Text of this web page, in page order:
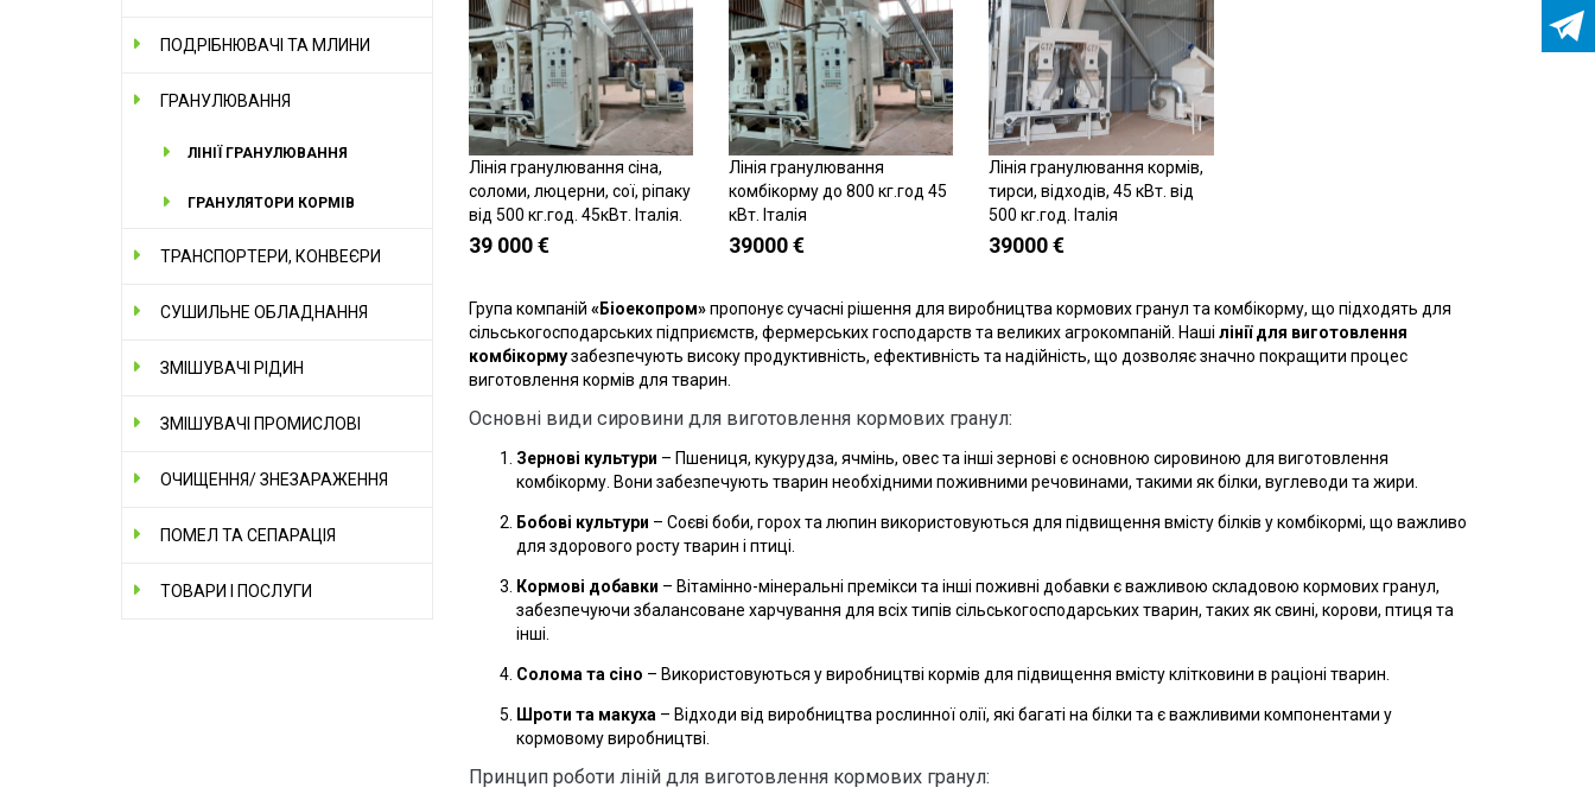
ПОДРІБНЮВАЧІ ТА МЛИНИ
ГРАНУЛЮВАННЯ
ЛІНІЇ ГРАНУЛЮВАННЯ
ГРАНУЛЯТОРИ КОРМІВ
ТРАНСПОРТЕРИ, КОНВЕЄРИ
СУШИЛЬНЕ ОБЛАДНАННЯ
ЗМІШУВАЧІ РІДИН
ЗМІШУВАЧІ ПРОМИСЛОВІ
ОЧИЩЕННЯ/ ЗНЕЗАРАЖЕННЯ
ПОМЕЛ ТА СЕПАРАЦІЯ
ТОВАРИ І ПОСЛУГИ
Купити
Лінія гранулювання сіна,
соломи, люцерни, сої, ріпаку
від 500 кг.год. 45кВт. Італія.
39 000 €
Купити
Лінія гранулювання
комбікорму до 800 кг.год 45
кВт. Італія
39000 €
Купити
Лінія гранулювання кормів,
тирси, відходів, 45 кВт. від
500 кг.год. Італія
39000 €
Група компаній «Біоекопром»пропонує сучасні рішення для виробництва кормових гранул та комбікорму, що підходять для
сільськогосподарських підприємств, фермерських господарств та великих агрокомпаній. Наші лінії для виготовлення
комбікормузабезпечують високу продуктивність, ефективність та надійність, що дозволяє значно покращити процес
виготовлення кормів для тварин.
Основні види сировини для виготовлення кормових гранул:
Зернові культури – Пшениця, кукурудза, ячмінь, овес та інші зернові є основною сировиною для виготовлення
комбікорму. Вони забезпечують тварин необхідними поживними речовинами, такими як білки, вуглеводи та жири.
Бобові культури – Соєві боби, горох та люпин використовуються для підвищення вмісту білків у комбікормі, що важливо
для здорового росту тварин і птиці.
Кормові добавки – Вітамінно-мінеральні премікси та інші поживні добавки є важливою складовою кормових гранул,
забезпечуючи збалансоване харчування для всіх типів сільськогосподарських тварин, таких як свині, корови, птиця та
інші.
Солома та сіно – Використовуються у виробництві кормів для підвищення вмісту клітковини в раціоні тварин.
Шроти та макуха– Відходи від виробництва рослинної олії, які багаті на білки та є важливими компонентами у
кормовому виробництві.
Принцип роботи ліній для виготовлення кормових гранул: